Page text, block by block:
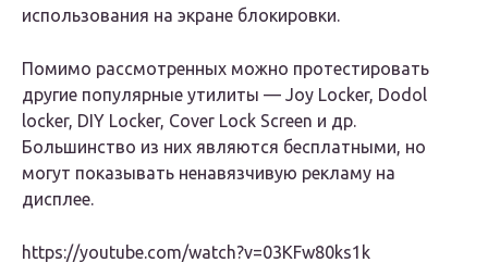
использования на экране блокировки.
Помимо рассмотренных можно протестировать
другие популярные утилиты — Joy Locker, Dodol
locker, DIY Locker, Cover Lock Screen и др.
Большинство из них являются бесплатными, но
могут показывать ненавязчивую рекламу на
дисплее.
https://youtube.com/watch?v=03KFw80ks1k